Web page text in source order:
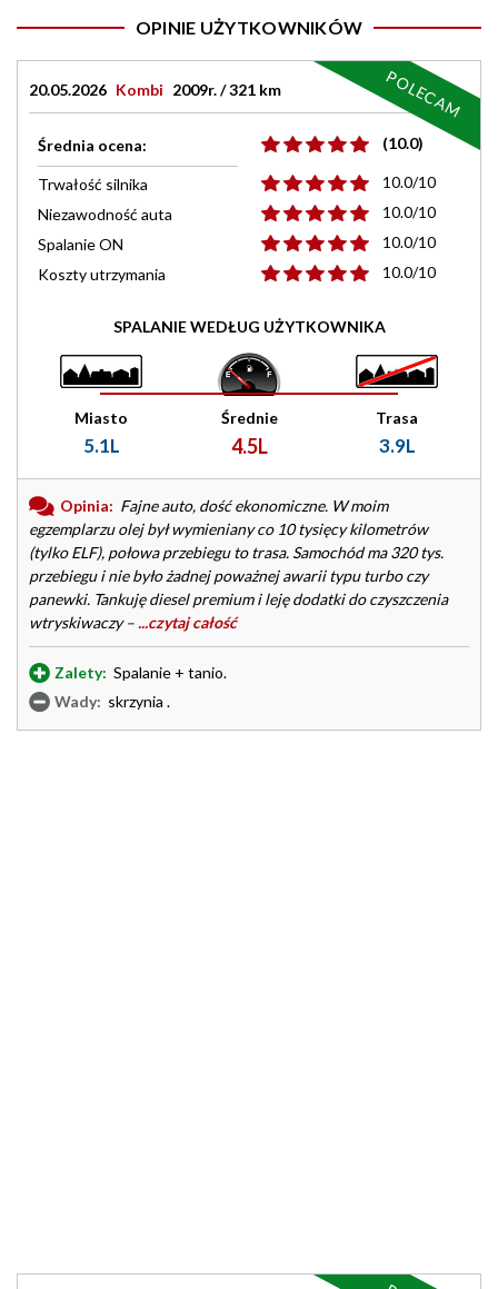
OPINIE UŻYTKOWNIKÓW
20.05.2026 Kombi 2009r. / 321 km
Średnia ocena: (10.0)
Trwałość silnika
10.0/10
Niezawodność auta
10.0/10
Spalanie ON
10.0/10
Koszty utrzymania
10.0/10
SPALANIE WEDŁUG UŻYTKOWNIKA
Miasto
5.1L
Średnie
4.5L
Trasa
3.9L
Opinia: Fajne auto, dość ekonomiczne. W moim
egzemplarzu olej był wymieniany co 10 tysięcy kilometrów
(tylko ELF), połowa przebiegu to trasa. Samochód ma 320 tys.
przebiegu i nie było żadnej poważnej awarii typu turbo czy
panewki. Tankuję diesel premium i leję dodatki do czyszczenia
wtryskiwaczy – ...czytaj całość
Zalety: Spalanie + tanio.
Wady: skrzynia .
POLECAM